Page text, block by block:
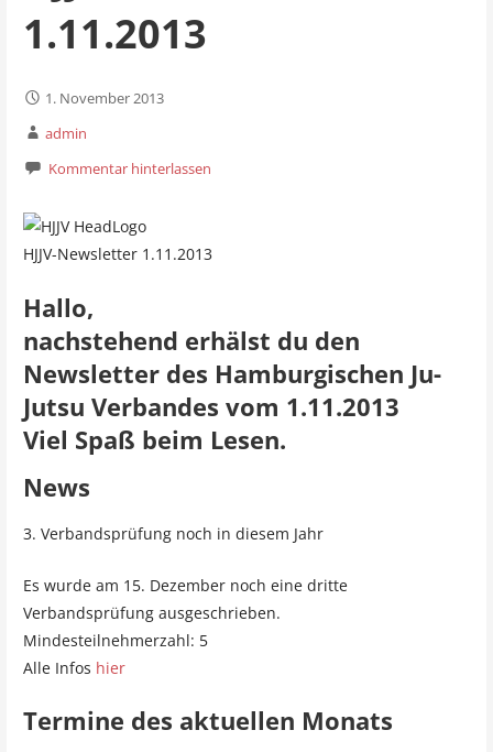
1.11.2013
1. November 2013
admin
Kommentar hinterlassen
HJJV-Newsletter 1.11.2013
Hallo,
nachstehend erhälst du den
Newsletter des Hamburgischen Ju-
Jutsu Verbandes vom 1.11.2013
Viel Spaß beim Lesen.
News
3. Verbandsprüfung noch in diesem Jahr
Es wurde am 15. Dezember noch eine dritte
Verbandsprüfung ausgeschrieben.
Mindesteilnehmerzahl: 5
Alle Infos hier
Termine des aktuellen Monats